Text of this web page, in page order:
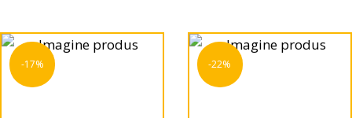
-17% -22%